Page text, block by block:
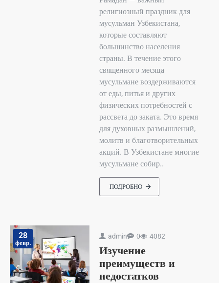
религиозный праздник для
мусульман Узбекистана,
которые составляют
большинство населения
страны. В течение этого
священного месяца
мусульмане воздерживаются
от еды, питья и других
физических потребностей с
рассвета до заката. Это время
для духовных размышлений,
молитв и благотворительных
акций. В Узбекистане многие
мусульмане собир..
ПОДРОБНО
28
февр.
admin 0 4082
Изучение
преимуществ и
недостатков